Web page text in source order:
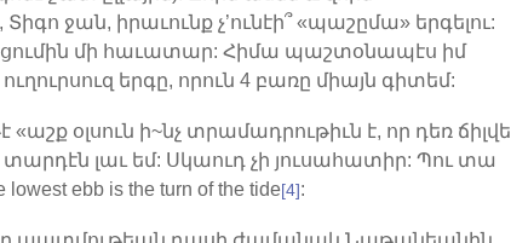
ջան, իրաւունք չ’ունէի՞ «պաշըմա» երգելու:
մի հաւատար: Հիմա պաշտօնապէս իմ
երգը, որուն 4 բառը միայն գիտեմ:
օլսուն ի~նչ տրամադրութիւն է, որ դեռ ճիլվե
տարդէն լաւ եմ: Սկաուդ չի յուսահատիր: Պու տա
lowest ebb is the turn of the tide[4]: